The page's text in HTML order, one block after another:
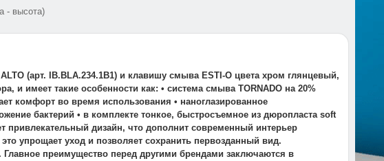
- высота)
(арт. IB.BLA.234.1B1) и клавишу смыва ESTI-O цвета хром глянцевый,
и имеет такие особенности как: • система смыва TORNADO на 20%
комфорт во время использования • наноглазированное
бактерий • в комплекте тонкое, быстросъемное из дюропласта soft
привлекательный дизайн, что дополнит современный интерьер
упрощает уход и позволяет сохранить первозданный вид.
преимущество перед другими брендами заключаются в